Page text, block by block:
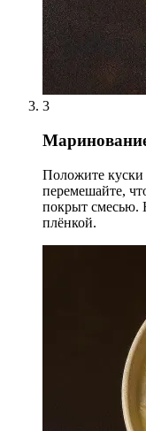
3
Положите
перемешайте,
покрыт смесью.
плёнкой.